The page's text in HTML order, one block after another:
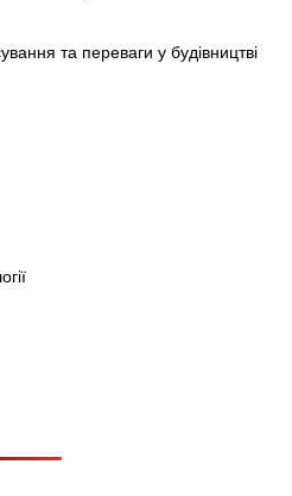
та переваги у будівництві